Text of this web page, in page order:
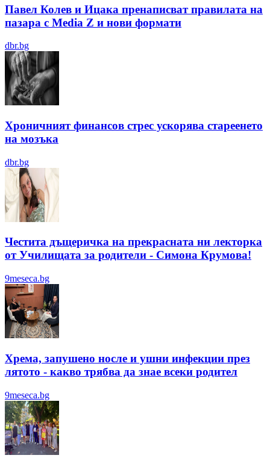
Павел Колев и Ицака пренаписват правилата на
пазара с Media Z и нови формати
dbr.bg
Хроничният финансов стрес ускорява стареенето
на мозъка
dbr.bg
Честита дъщеричка на прекрасната ни лекторка
от Училищата за родители - Симона Крумова!
9meseca.bg
Хрема, запушено носле и ушни инфекции през
лятотo - какво трябва да знае всеки родител
9meseca.bg